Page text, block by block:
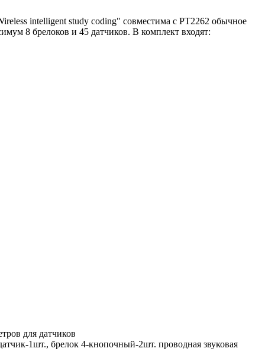
intelligent study coding" совместима с PT2262 обычное
8 брелоков и 45 датчиков. В комплект входят:
для датчиков
1шт., брелок 4-кнопочный-2шт. проводная звуковая